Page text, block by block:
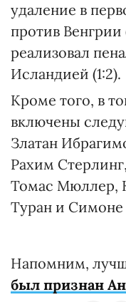
удаление в
против Венгрии
реализовал
Исландией (1:2).
Кроме того, в
включены
Златан
Рахим
Томас Мюллер,
Туран и Симоне
Напомним,
был признан